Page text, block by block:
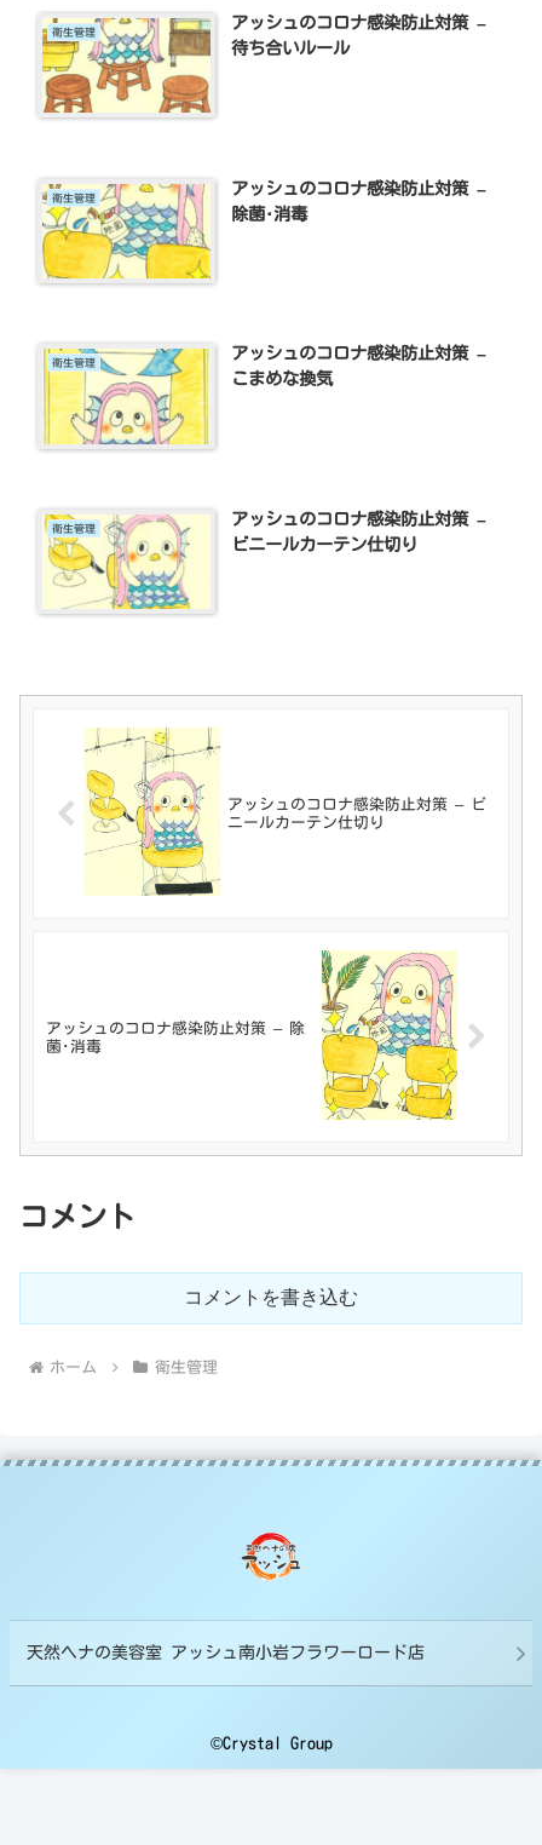
衛生管理
アッシュのコロナ感染防止対策 –
待ち合いルール
衛生管理
アッシュのコロナ感染防止対策 –
除菌･消毒
衛生管理
アッシュのコロナ感染防止対策 –
こまめな換気
衛生管理
アッシュのコロナ感染防止対策 –
ビニールカーテン仕切り
アッシュのコロナ感染防止対策 – ビ
ニールカーテン仕切り
アッシュのコロナ感染防止対策 – 除
菌･消毒
コメント
コメントを書き込む
ホーム 衛生管理
天然ヘナの美容室 アッシュ南小岩フラワーロード店
©Crystal Group